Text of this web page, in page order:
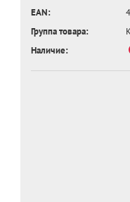
EAN:
Группа товара:
Наличие: